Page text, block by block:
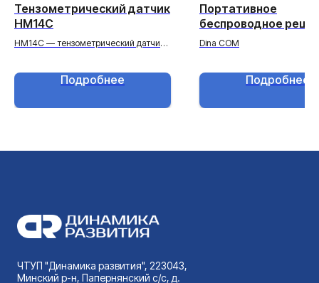
Тензометрический датчик
HM14C
HM14С — тензометрический датчик
Подробнее
Портативное
беспроводное
для управления
Dina COM
Подробнее
ЧТУП "Динамика развития", 223043,
Минский р-н, Папернянский с/с, д.